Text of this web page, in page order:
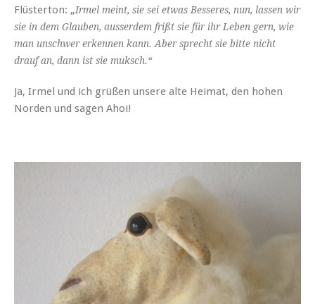
Flüsterton: „Irmel meint, sie sei etwas Besseres, nun, lassen wir
sie in dem Glauben, ausserdem frißt sie für ihr Leben gern, wie
man unschwer erkennen kann. Aber sprecht sie bitte nicht
drauf an, dann ist sie muksch.“
Ja, Irmel und ich grüßen unsere alte Heimat, den hohen
Norden und sagen Ahoi!